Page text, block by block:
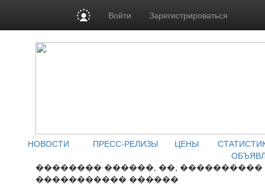
Войти Зарегистрироваться
НОВОСТИ ПРЕСС-РЕЛИЗЫ ЦЕНЫ
�������� ������, ��,
����������� ������